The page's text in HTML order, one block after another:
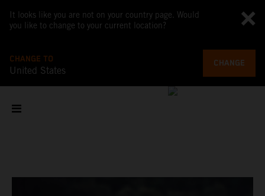
It looks like you are not on your country page. Would
you like to change to your current location?
CHANGE TO
United States
CHANGE